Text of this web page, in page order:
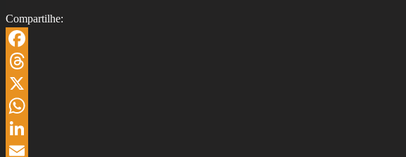
Compartilhe:
Facebook
Threads
X
WhatsApp
LinkedIn